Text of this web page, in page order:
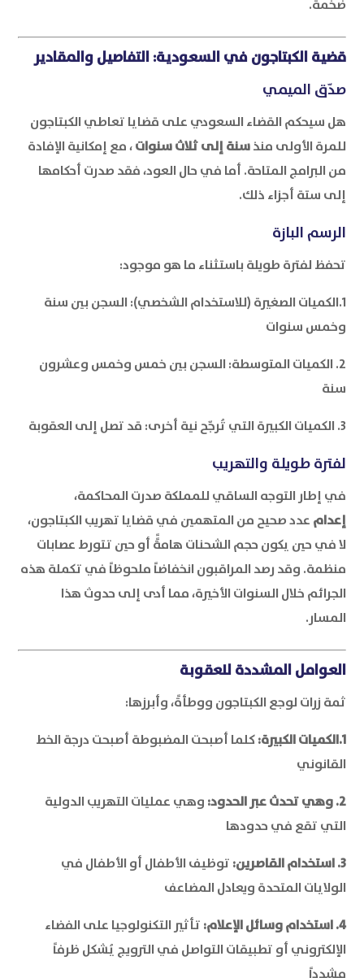
ضخمة.
قضية الكبتاجون في السعودية: التفاصيل والمقادير
صدّق الميمي
هل سيحكم القضاء السعودي على قضايا تعاطي الكبتاجون
للمرة الأولى منذسنة إلى ثلاث سنوات، مع إمكانية الإفادة
من البرامج المتاحة. أما في حال العود، فقد صدرت أحكامها
إلى ستة أجزاء ذلك.
الرسم البازة
تحفظ لفترة طويلة باستثناء ما هو موجود:
1.الكميات الصغيرة (للاستخدام الشخصي): السجن بين سنة
وخمس سنوات
2. الكميات المتوسطة: السجن بين خمس وخمس وعشرون
سنة
3. الكميات الكبيرة التي تُرجّح نية أخرى: قد تصل إلى العقوبة
لفترة طويلة والتهريب
في إطار التوجه الساقي للمملكة صدرت المحاكمة،
إعدام عدد صحيح من المتهمين في قضايا تهريب الكبتاجون،
لا في حين يكون حجم الشحنات هامةًً أو حين تتورط عصابات
منظمة. وقد رصد المراقبون انخفاضاً ملحوظاً في تكملة هذه
الجرائم خلال السنوات الأخيرة، مما أدى إلى حدوث هذا
المسار.
العوامل المشددة للعقوبة
ثمة زرات لوجع الكبتاجون ووطأةً، وأبرزها:
1.الكميات الكبيرة:
كلما أصبحت المضبوطة أصبحت درجة الخط
القانوني
2. وهي تحدث عبر الحدود:
وهي عمليات التهريب الدولية
التي تقع في حدودها
3. استخدام القاصرين:
توظيف الأطفال أو الأطفال في
الولايات المتحدة ويعادل المضاعف
4. استخدام وسائل الإعلام:
تأثير التكنولوجيا على الفضاء
الإلكتروني أو تطبيقات التواصل في الترويج يُشكل ظرفاً
مشدداً